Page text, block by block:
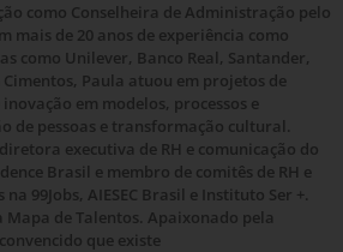
como Conselheira de Administração pelo
mais de 20 anos de experiência como
como Unilever, Banco Real, Santander,
Paula atuou em projetos de
em modelos, processos e
de pessoas e transformação cultural.
executiva de RH e comunicação do
Brasil e membro de comitês de RH e
99Jobs, AIESEC Brasil e Instituto Ser +.
de Talentos. Apaixonado pela
que existe